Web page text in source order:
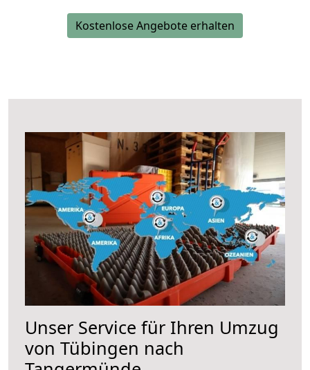
Kostenlose Angebote erhalten
Unser Service für Ihren Umzug
von Tübingen nach